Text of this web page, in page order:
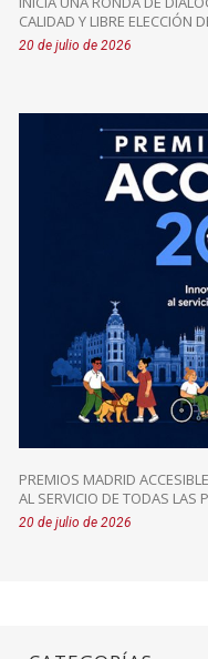
CALIDAD Y LIBRE ELECCIÓN
20 de julio de 2026
PREMIOS MADRID
AL SERVICIO DE TODAS LAS
20 de julio de 2026